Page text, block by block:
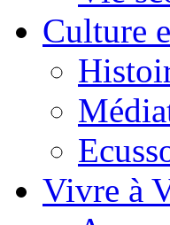
Culture
Vivre à